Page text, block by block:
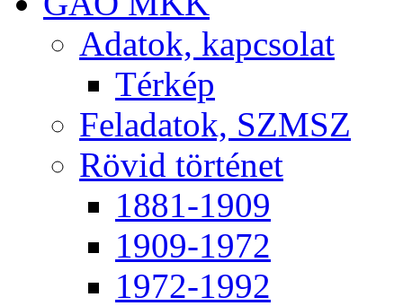
Ada­tok, kap­cso­lat
Tér­kép
Fel­ada­tok, SZMSZ
Rö­vid tör­té­net
1881-1909
1909-1972
1972-1992